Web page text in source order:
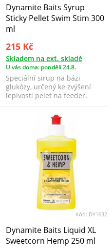
Dynamite Baits Syrup
Sticky Pellet Swim Stim 300
ml
215 Kč
Skladem na ext. skladě
U vás doma: pondělí 24.8.
Speciální sirup na bázi
glukózy, určený ke zvýšení
lepivosti pelet na feeder.
Kód: DY1632
Dynamite Baits Liquid XL
Sweetcorn Hemp 250 ml